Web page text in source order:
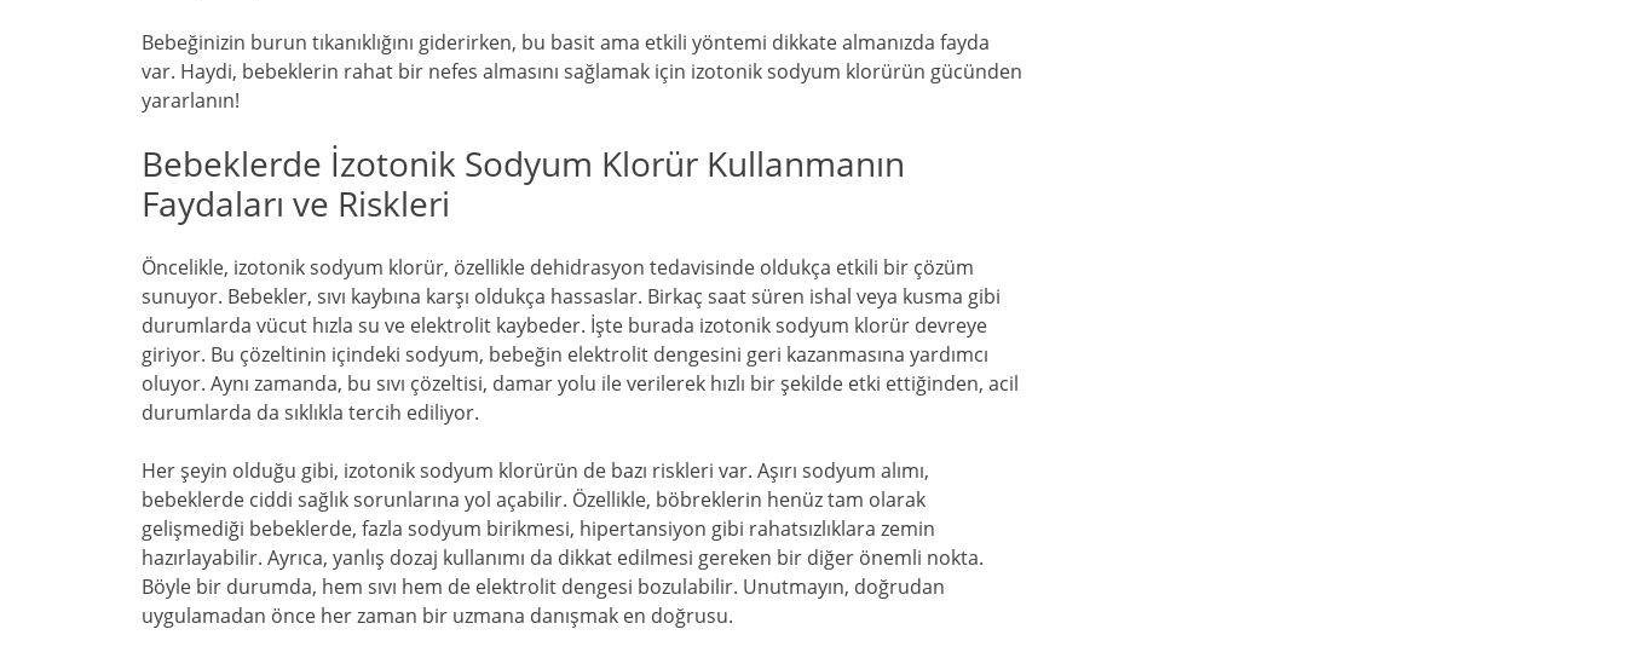
Bebeğinizin burun tıkanıklığını giderirken, bu basit ama etkili yöntemi dikkate almanızda fayda
var. Haydi, bebeklerin rahat bir nefes almasını sağlamak için izotonik sodyum klorürün gücünden
yararlanın!
Bebeklerde İzotonik Sodyum Klorür Kullanmanın
Faydaları ve Riskleri
Öncelikle, izotonik sodyum klorür, özellikle dehidrasyon tedavisinde oldukça etkili bir çözüm
sunuyor. Bebekler, sıvı kaybına karşı oldukça hassaslar. Birkaç saat süren ishal veya kusma gibi
durumlarda vücut hızla su ve elektrolit kaybeder. İşte burada izotonik sodyum klorür devreye
giriyor. Bu çözeltinin içindeki sodyum, bebeğin elektrolit dengesini geri kazanmasına yardımcı
oluyor. Aynı zamanda, bu sıvı çözeltisi, damar yolu ile verilerek hızlı bir şekilde etki ettiğinden, acil
durumlarda da sıklıkla tercih ediliyor.
Her şeyin olduğu gibi, izotonik sodyum klorürün de bazı riskleri var. Aşırı sodyum alımı,
bebeklerde ciddi sağlık sorunlarına yol açabilir. Özellikle, böbreklerin henüz tam olarak
gelişmediği bebeklerde, fazla sodyum birikmesi, hipertansiyon gibi rahatsızlıklara zemin
hazırlayabilir. Ayrıca, yanlış dozaj kullanımı da dikkat edilmesi gereken bir diğer önemli nokta.
Böyle bir durumda, hem sıvı hem de elektrolit dengesi bozulabilir. Unutmayın, doğrudan
uygulamadan önce her zaman bir uzmana danışmak en doğrusu.